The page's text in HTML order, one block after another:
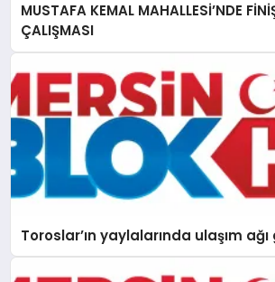
MUSTAFA KEMAL MAHALLESİ’NDE
ÇALIŞMASI
Toroslar’ın yaylalarında ulaşım